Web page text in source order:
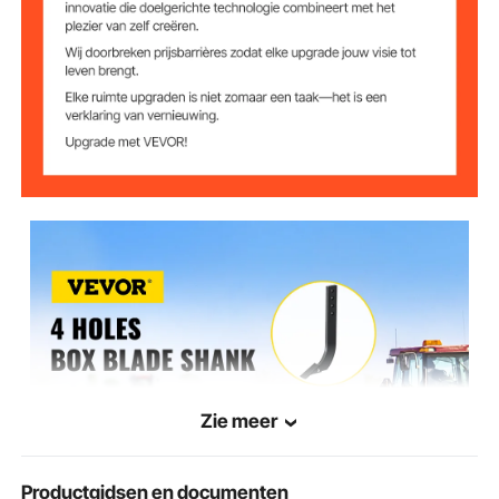
Zie meer
Productgidsen en documenten